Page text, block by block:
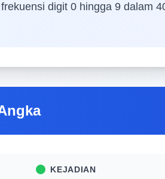
digit 0 hingga 9 dalam
KEJADIAN